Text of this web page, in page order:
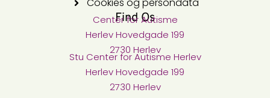
Find Os
Center for Autisme​
Herlev Hovedgade 199
2730 Herlev
Stu Center for Autisme​ Herlev
Herlev Hovedgade 199
2730 Herlev